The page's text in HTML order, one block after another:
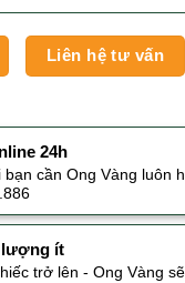
Liên hệ tư vấn
24h
bạn cần Ong Vàng luôn
lượng ít
trở lên - Ong Vàng